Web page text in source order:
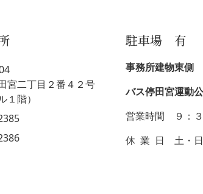
宮二丁目２番４２号
１階）
駐車場 有
事務所建物東側
バス停田宮運動
営業時間 ９：
休 業 日 土・